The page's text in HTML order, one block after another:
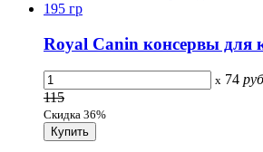
Royal Canin консервы для
x 74 руб
115
Скидка 36%